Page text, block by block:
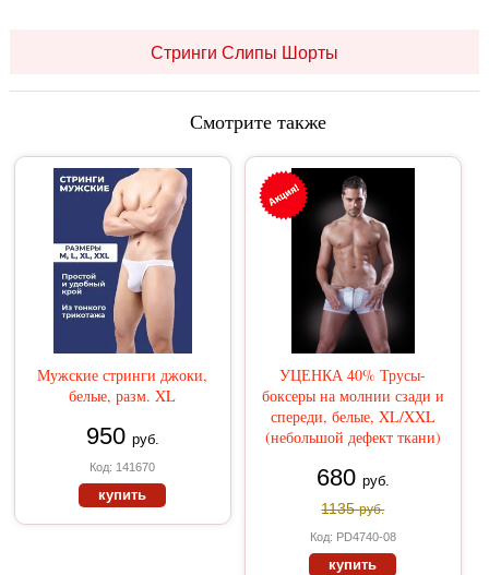
Стринги Слипы Шорты
Смотрите также
Мужские стринги джоки,
белые, разм. XL
950 руб.
Код: 141670
купить
УЦЕНКА 40% Трусы-
боксеры на молнии сзади и
спереди, белые, XL/XXL
(небольшой дефект ткани)
680 руб.
1135руб.
Код: PD4740-08
купить